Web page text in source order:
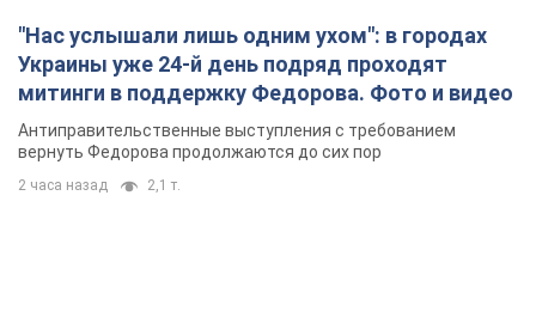
"Нас услышали лишь одним ухом": в городах
Украины уже 24-й день подряд проходят
митинги в поддержку Федорова. Фото и видео
Антиправительственные выступления с требованием
вернуть Федорова продолжаются до сих пор
2 часа назад 2,1 т.